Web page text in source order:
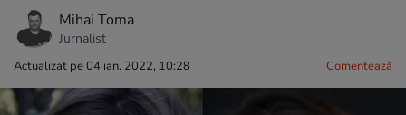
Mihai Toma
Jurnalist
Actualizat pe 04 ian. 2022, 10:28 Comentează